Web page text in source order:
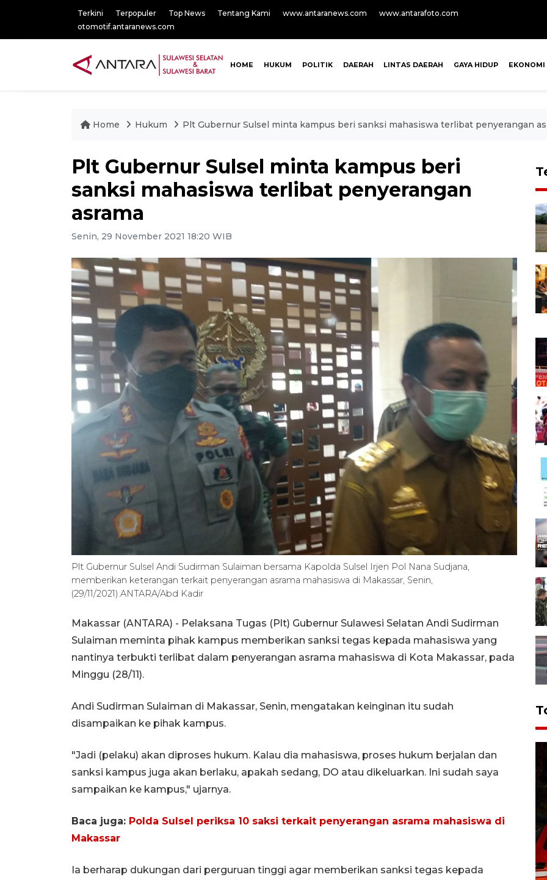
Terkini Terpopuler Top News Tentang Kami www.antaranews.com
www.antarafoto.com
otomotif.antaranews.com
HOME HUKUM POLITIK DAERAH LINTAS DAERAH GAYA HIDUP EKONOMI
Home Hukum Plt Gubernur Sulsel minta kampus beri sanksi mahasiswa terlibat penyerangan
Plt Gubernur Sulsel minta kampus beri
sanksi mahasiswa terlibat penyerangan
asrama
Senin, 29 November 2021 18:20 WIB
Plt Gubernur Sulsel Andi Sudirman Sulaiman bersama Kapolda Sulsel Irjen Pol Nana Sudjana,
memberikan keterangan terkait penyerangan asrama mahasiswa di Makassar, Senin,
(29/11/2021).ANTARA/Abd Kadir
Makassar (ANTARA) - Pelaksana Tugas (Plt) Gubernur Sulawesi Selatan Andi Sudirman
Sulaiman meminta pihak kampus memberikan sanksi tegas kepada mahasiswa yang
nantinya terbukti terlibat dalam penyerangan asrama mahasiswa di Kota Makassar, pada
Minggu (28/11).
Andi Sudirman Sulaiman di Makassar, Senin, mengatakan keinginan itu sudah
disampaikan ke pihak kampus.
"Jadi (pelaku) akan diproses hukum. Kalau dia mahasiswa, proses hukum berjalan dan
sanksi kampus juga akan berlaku, apakah sedang, DO atau dikeluarkan. Ini sudah saya
sampaikan ke kampus," ujarnya.
Baca juga: Polda Sulsel periksa 10 saksi terkait penyerangan asrama mahasiswa di
Makassar
Ia berharap dukungan dari perguruan tinggi agar memberikan sanksi tegas kepada